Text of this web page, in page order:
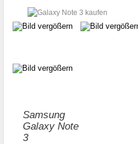
Samsung
Galaxy Note
3